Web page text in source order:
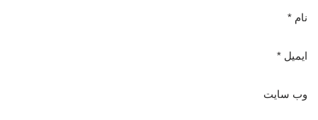
نام *
ایمیل *
وب‌ سایت